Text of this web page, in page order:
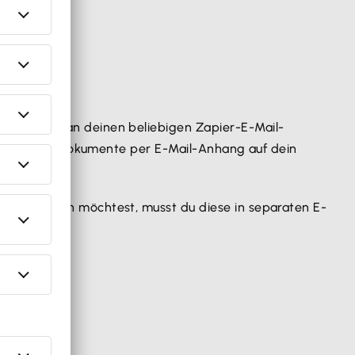
an deinen beliebigen Zapier-E-Mail-
deine Dokumente per E-Mail-Anhang auf dein
hochladen möchtest, musst du diese in separaten E-